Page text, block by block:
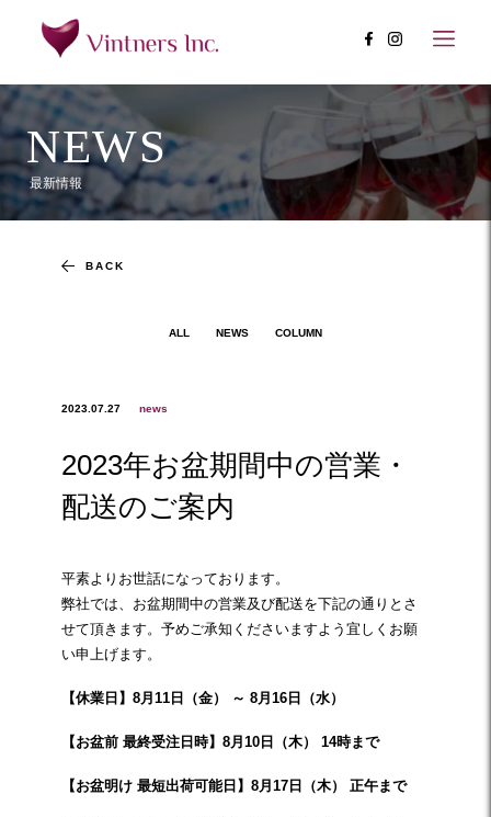
NEWS
最新情報
BACK
ALL NEWS COLUMN
2023.07.27 news
2023年お盆期間中の営業・
配送のご案内
平素よりお世話になっております。
弊社では、お盆期間中の営業及び配送を下記の通りとさ
せて頂きます。予めご承知くださいますよう宜しくお願
い申上げます。
【休業日】8月11日（金） ～ 8月16日（水）
【お盆前 最終受注日時】8月10日（木） 14時まで
【お盆明け 最短出荷可能日】8月17日（木） 正午まで